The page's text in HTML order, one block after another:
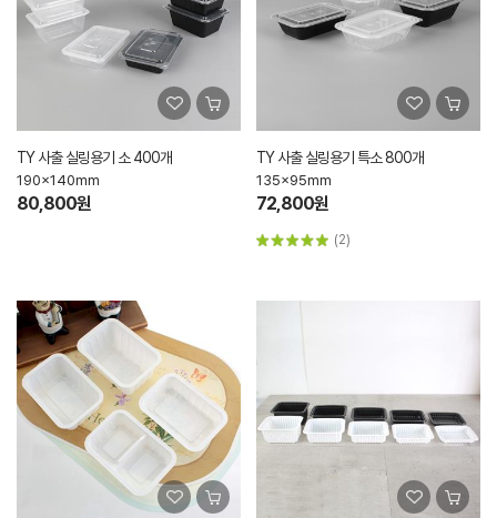
TY 사출 실링용기 소 400개
190x140mm
80,800원
TY 사출 실링용기 특소 800개
135x95mm
72,800원
(2)